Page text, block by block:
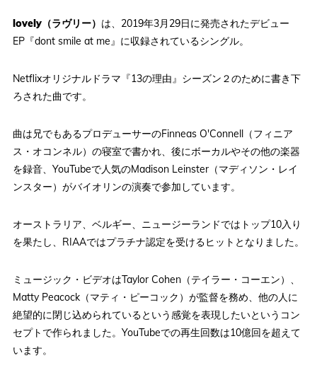
lovely（ラヴリー） は、2019年3月29日に発売されたデビュー
EP『dont smile at me』に収録されているシングル。
Netflixオリジナルドラマ『13の理由』シーズン２のために書き下
ろされた曲です。
曲は兄でもあるプロデューサーのFinneas O'Connell（フィニア
ス・オコンネル）の寝室で書かれ、後にボーカルやその他の楽器
を録音、YouTubeで人気のMadison Leinster（マディソン・レイ
ンスター）がバイオリンの演奏で参加しています。
オーストラリア、ベルギー、ニュージーランドではトップ10入り
を果たし、RIAAではプラチナ認定を受けるヒットとなりました。
ミュージック・ビデオはTaylor Cohen（テイラー・コーエン）、
Matty Peacock（マティ・ピーコック）が監督を務め、他の人に
絶望的に閉じ込められているという感覚を表現したいというコン
セプトで作られました。YouTubeでの再生回数は10億回を超えて
います。